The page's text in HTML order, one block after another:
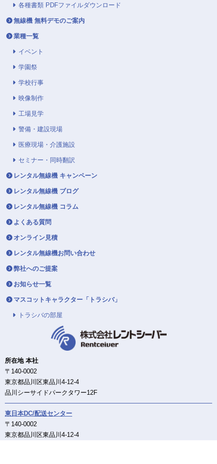
各種書類 PDFファイルダウンロード
無線機 無料デモのご案内
業種一覧
イベント
学園祭
学校行事
映像制作
工場見学
警備・建設現場
医療現場・介護施設
セミナー・同時翻訳
レンタル無線機 キャンペーン
レンタル無線機 ブログ
レンタル無線機 コラム
よくある質問
オンライン見積
レンタル無線機お問い合わせ
弊社へのご提案
お知らせ一覧
マスコットキャラクター「トラシバ」
トラシバの部屋
所在地 本社
〒140-0002
東京都品川区東品川4-12-4
品川シーサイドパークタワー12F
東日本DC/配送センター
〒140-0002
東京都品川区東品川4-12-4